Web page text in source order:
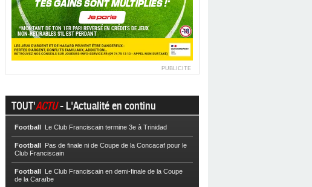
PUBLICITE
TOUT'ACTU- L'Actualité en continu
Football Le Club Franciscain termine 3e à Trinidad
Football Pas de finale ni de Coupe de la Concacaf pour le
Club Franciscain
Football Le Club Franciscain en demi-finale de la Coupe
de la Caraïbe